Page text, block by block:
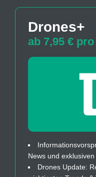
Drones+
ab 7,95 €
News und
Drones Update: